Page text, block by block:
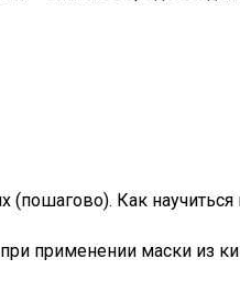
Как
применении маски из